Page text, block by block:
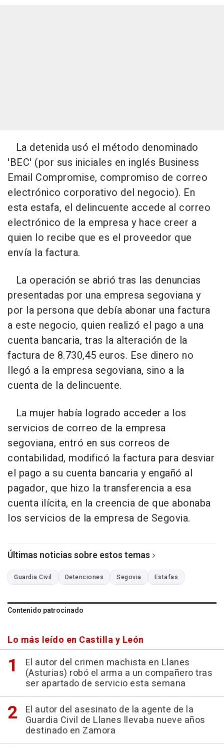
La detenida usó el método denominado
'BEC' (por sus iniciales en inglés Business
Email Compromise, compromiso de correo
electrónico corporativo del negocio). En
esta estafa, el delincuente accede al correo
electrónico de la empresa y hace creer a
quien lo recibe que es el proveedor que
envía la factura.
La operación se abrió tras las denuncias
presentadas por una empresa segoviana y
por la persona que debía abonar una factura
a este negocio, quien realizó el pago a una
cuenta bancaria, tras la alteración de la
factura de 8.730,45 euros. Ese dinero no
llegó a la empresa segoviana, sino a la
cuenta de la delincuente.
La mujer había logrado acceder a los
servicios de correo de la empresa
segoviana, entró en sus correos de
contabilidad, modificó la factura para desviar
el pago a su cuenta bancaria y engañó al
pagador, que hizo la transferencia a esa
cuenta ilícita, en la creencia de que abonaba
los servicios de la empresa de Segovia.
Últimas noticias sobre estos temas
Guardia Civil Detenciones Segovia Estafas
Contenido patrocinado
Lo más leído en Castilla y León
El autor del crimen machista en Llanes
(Asturias) robó el arma a un compañero tras
ser apartado de servicio esta semana
El autor del asesinato de la agente de la
Guardia Civil de Llanes llevaba nueve años
destinado en Zamora